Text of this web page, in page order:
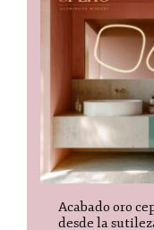
Acabado oro
desde la